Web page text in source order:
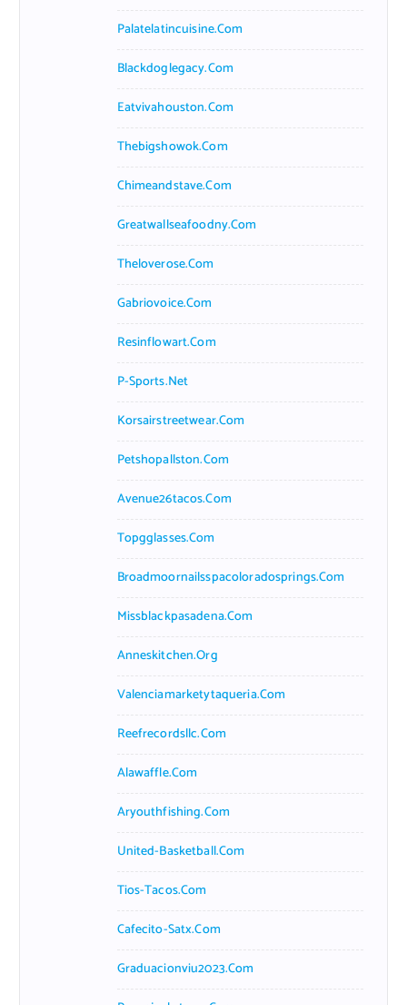
Palatelatincuisine.com
Blackdoglegacy.com
Eatvivahouston.com
Thebigshowok.com
Chimeandstave.com
Greatwallseafoodny.com
Theloverose.com
Gabriovoice.com
Resinflowart.com
P-Sports.net
Korsairstreetwear.com
Petshopallston.com
Avenue26tacos.com
Topgglasses.com
Broadmoornailsspacoloradosprings.com
Missblackpasadena.com
Anneskitchen.org
Valenciamarketytaqueria.com
Reefrecordsllc.com
Alawaffle.com
Aryouthfishing.com
United-Basketball.com
Tios-Tacos.com
Cafecito-Satx.com
Graduacionviu2023.com